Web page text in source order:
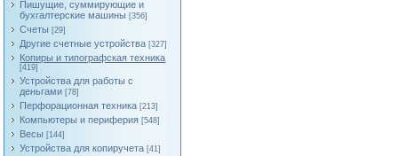
Пишущие, суммирующие и
бухгалтерские машины [356]
Счеты [29]
Другие счетные устройства [327]
Копиры и типографская техника
[419]
Устройства для работы с
деньгами [78]
Перфорационная техника [213]
Компьютеры и периферия [548]
Весы [144]
Устройства для копиручета [41]